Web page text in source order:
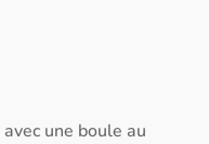
une boule au